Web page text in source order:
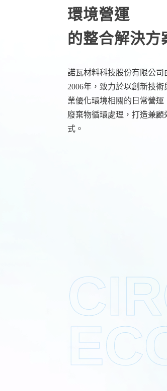
環境營運
的整合解決方
諾瓦材料科技股份有限公
2006年，致力於以創新技
業優化環境相關的日常營運
廢棄物循環處理，打造兼
式。